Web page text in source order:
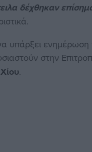
δέχθηκαν
υπάρξει
στην
Χίου.